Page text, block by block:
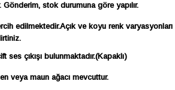
stok durumuna göre yapılır.
edilmektedir.Açık ve koyu renk varyasyonları
ses çıkışı bulunmaktadır.(Kapaklı)
veya maun ağacı mevcuttur.